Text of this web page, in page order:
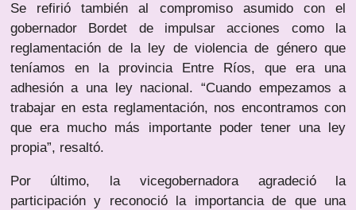
Se refirió también al compromiso asumido con el
gobernador Bordet de impulsar acciones como la
reglamentación de la ley de violencia de género que
teníamos en la provincia Entre Ríos, que era una
adhesión a una ley nacional. “Cuando empezamos a
trabajar en esta reglamentación, nos encontramos con
que era mucho más importante poder tener una ley
propia”, resaltó.
Por último, la vicegobernadora agradeció la
participación y reconoció la importancia de que una